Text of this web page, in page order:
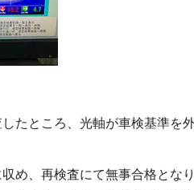
たところ、光軸が車検基準を
め、再検査にて無事合格となり